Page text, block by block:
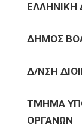
ΕΛΛΗΝΙΚΗ
ΔΗΜΟΣ
Δ/ΝΣΗ
ΤΜΗΜΑ
ΟΡΓΑΝΩΝ